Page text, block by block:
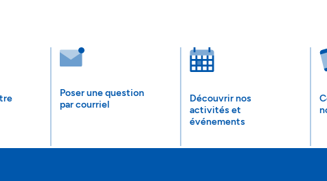
Poser une question
par courriel
Découvrir nos
activités et
événements